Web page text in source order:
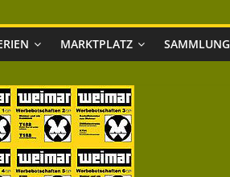
MARKTPLATZ SAMMLUNG